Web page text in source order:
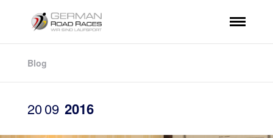
Blog
2009 2016